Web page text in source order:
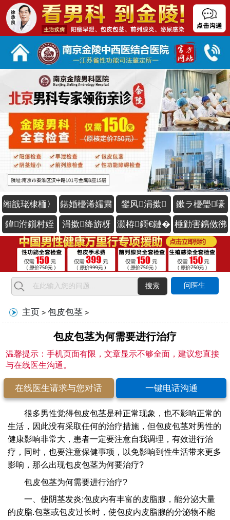
缃戠珯棣栭〉 鍖婚櫌浠嬬粛 鐢风涓撳 鏉ラ櫌璺嚎
鍏泭鎻村姪 涓撳绛旂枒 灏栫鎶€鏈� 棰勭害鎸傚彿
搜索 问医生
主页 >包皮包茎 >
包皮包茎为何需要进行治疗
温馨提示：手机页面有限，文章显示不够全面，建议您直接
与在线医生沟通。
在线医生请求与您对话 一键电话沟通
很多男性觉得包皮包茎是种正常现象，也不影响正常的
生活，因此没有采取任何的治疗措施，但包皮包茎对男性的
健康影响非常大，患者一定要注意自我调理，有效进行治
疗，同时，也要注意保健事项，以免影响到性生活带来更多
影响，那么出现包皮包茎为何要治疗?
包皮包茎为何需要进行治疗?
一、使阴茎发炎;包皮内有丰富的皮脂腺，能分泌大量
的皮脂.包茎或包皮过长时，使包皮内皮脂腺的分泌物不能